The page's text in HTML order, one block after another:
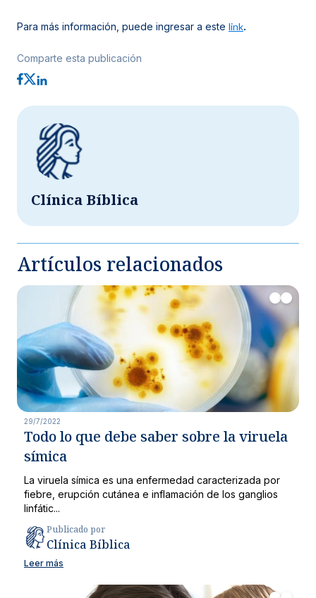
Para más información, puede ingresar a este link.
Comparte esta publicación
Clínica Bíblica
Artículos relacionados
29/7/2022
Todo lo que debe saber sobre la viruela
símica
La viruela símica es una enfermedad caracterizada por
fiebre, erupción cutánea e inflamación de los ganglios
linfátic...
Publicado por
Clínica Bíblica
Leer más